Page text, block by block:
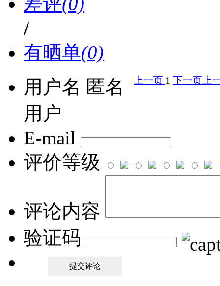
/
有晒单(0)
上
上一页 1 下一页
用户名 匿名
用户
E-mail
评价等级
评论内容
验证码